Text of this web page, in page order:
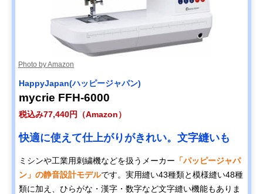
Photo by Amazon
HappyJapan(ハッピージャパン)
mycrie FFH-6000
税込み77,440円（Amazon）
快適に使えて仕上がりがきれい。文字縫いも
ミシンや工業用刺繍機などを扱うメーカー 「パッピージャパ
ン」の静音設計モデルです。実用縫い43種類と模様縫い48種
類に加え、ひらがな・漢字・数字など文字縫い機能もありま